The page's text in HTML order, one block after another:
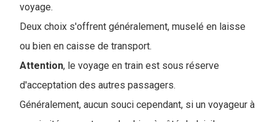
voyage.
Deux choix s'offrent généralement, muselé en laisse
ou bien en caisse de transport.
Attention, le voyage en train est sous réserve
d'acceptation des autres passagers.
Généralement, aucun souci cependant, si un voyageur à